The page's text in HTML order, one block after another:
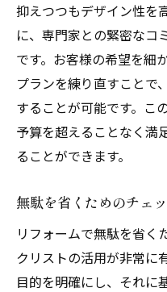
抑えつつもデザイン性を
に、専門家との緊密なコ
です。お客様の希望を細
プランを練り直すことで
することが可能です。こ
予算を超えることなく満
ることができます。
無駄を省くためのチェ
リフォームで無駄を省く
クリストの活用が非常に
目的を明確にし、それに